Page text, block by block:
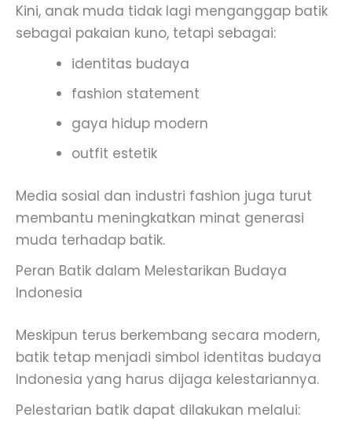
Kini, anak muda tidak lagi menganggap batik
sebagai pakaian kuno, tetapi sebagai:
identitas budaya
fashion statement
gaya hidup modern
outfit estetik
Media sosial dan industri fashion juga turut
membantu meningkatkan minat generasi
muda terhadap batik.
Peran Batik dalam Melestarikan Budaya
Indonesia
Meskipun terus berkembang secara modern,
batik tetap menjadi simbol identitas budaya
Indonesia yang harus dijaga kelestariannya.
Pelestarian batik dapat dilakukan melalui: